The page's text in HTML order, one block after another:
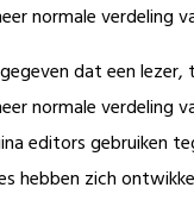
normale verdeling
dat een
normale
editors gebruiken
hebben zich